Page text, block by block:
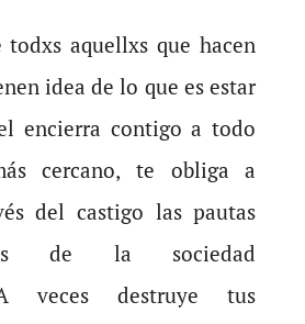
todxs aquellxs que hacen
idea de lo que es estar
encierra contigo a todo
cercano, te obliga a
del castigo las pautas
de la sociedad
veces destruye tus